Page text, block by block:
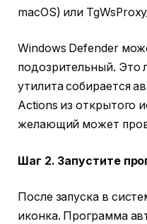
macOS) или
Windows Defender
подозрительный.
утилита собирается
Actions из открытого
желающий может
Шаг 2. Запустите
После запуска в
иконка. Программа